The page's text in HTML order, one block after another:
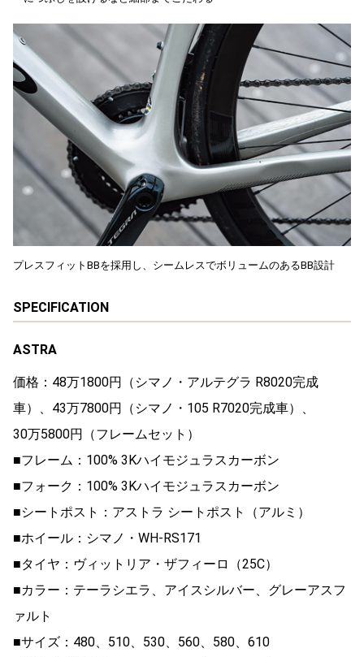
プレスフィットBBを採用し、シームレスでボリュームのあるBB設計
SPECIFICATION
ASTRA
価格：48万1800円（シマノ・アルテグラ R8020完成
車）、43万7800円（シマノ・105 R7020完成車）、
30万5800円（フレームセット）
■フレーム：100% 3Kハイモジュラスカーボン
■フォーク：100% 3Kハイモジュラスカーボン
■シートポスト：アストラ シートポスト（アルミ）
■ホイール：シマノ・WH-RS171
■タイヤ：ヴィットリア・ザフィーロ（25C）
■カラー：テーラシエラ、アイスシルバー、グレーアスフ
ァルト
■サイズ：480、510、530、560、580、610